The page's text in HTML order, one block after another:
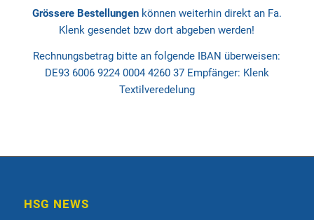
Grössere Bestellungenkönnen weiterhin direkt an Fa.
Klenk gesendet bzw dort abgeben werden!
Rechnungsbetrag bitte an folgende IBAN überweisen:
DE93 6006 9224 0004 4260 37 Empfänger: Klenk
Textilveredelung
HSG NEWS